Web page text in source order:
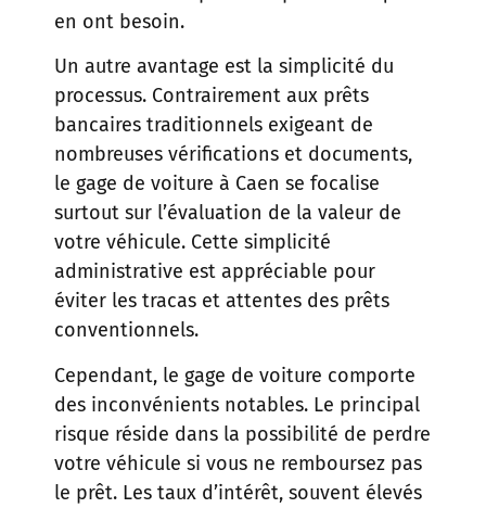
en ont besoin.
Un autre avantage est la simplicité du
processus. Contrairement aux prêts
bancaires traditionnels exigeant de
nombreuses vérifications et documents,
le gage de voiture à Caen se focalise
surtout sur l’évaluation de la valeur de
votre véhicule. Cette simplicité
administrative est appréciable pour
éviter les tracas et attentes des prêts
conventionnels.
Cependant, le gage de voiture comporte
des inconvénients notables. Le principal
risque réside dans la possibilité de perdre
votre véhicule si vous ne remboursez pas
le prêt. Les taux d’intérêt, souvent élevés